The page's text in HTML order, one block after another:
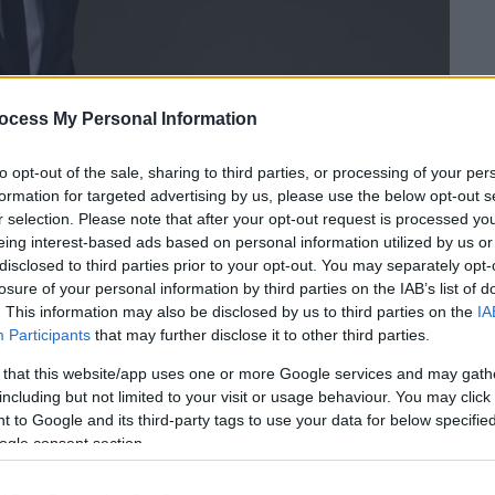
My Personal Information
opt-out of the sale, sharing to third parties, or processing of your
for targeted advertising by us, please use the below opt-out
selection. Please note that after your opt-out request is processed
interest-based ads based on personal information utilized by us
to third parties prior to your opt-out. You may separately
of your personal information by third parties on the IAB’s list of
This information may also be disclosed by us to third parties on the
Participants that may further disclose it to other third parties.
that this website/app uses one or more Google services and may
but not limited to your visit or usage behaviour. You may
to Google and its third-party tags to use your data for below
consent section.
το ΕΘΝΟΣ στη Google
για τις εξαγγελίες
τωνΒαρωσίων,στηνΚύπρο. Μέσα από
Συμβουλίουεκτίμησε ότι ο
τουαυξάνει τις εντάσεις στην περιοχή.
που είχε με τον πρόεδρο της χώρας,